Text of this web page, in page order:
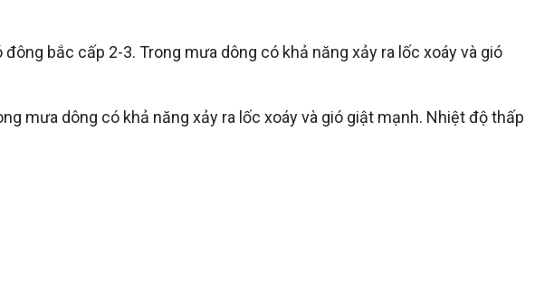
bắc cấp 2-3. Trong mưa dông có khả năng xảy ra lốc xoáy và gió
mưa dông có khả năng xảy ra lốc xoáy và gió giật mạnh. Nhiệt độ thấp